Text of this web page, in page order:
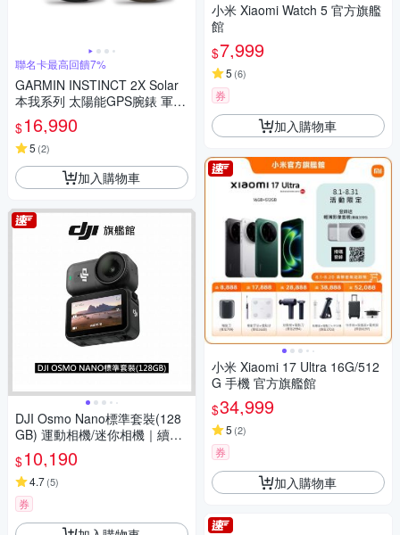
聯名卡最高回饋7%
GARMIN INSTINCT 2X Solar
本我系列 太陽能GPS腕錶 軍事
戰術版
$16,990
5 (2)
加入購物車
DJI Osmo Nano標準套裝(128
GB) 運動相機/迷你相機｜續航
200分｜自帶卡槽
$10,190
4.7(5)
券
小米 Xiaomi Watch 5 官方旗艦
館
$7,999
5 (6)
券
加入購物車
小米 Xiaomi 17 Ultra 16G/512
G 手機 官方旗艦館
$34,999
5 (2)
券
加入購物車